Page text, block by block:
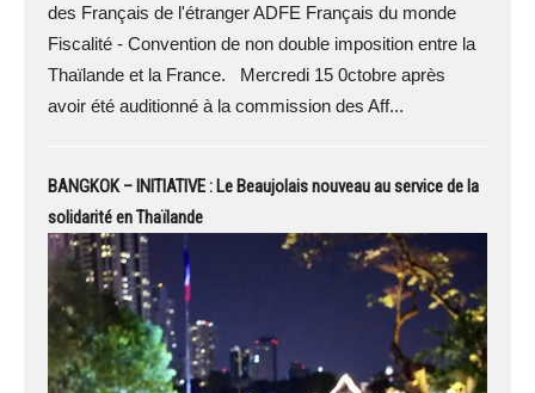
des Français de l'étranger ADFE Français du monde
Fiscalité - Convention de non double imposition entre la
Thaïlande et la France. Mercredi 15 0ctobre après
avoir été auditionné à la commission des Aff...
BANGKOK – INITIATIVE : Le Beaujolais nouveau au service de la
solidarité en Thaïlande